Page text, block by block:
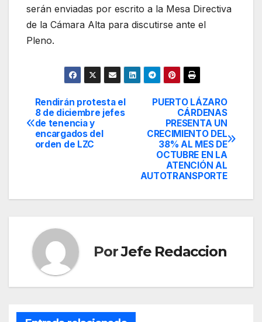
serán enviadas por escrito a la Mesa Directiva
de la Cámara Alta para discutirse ante el
Pleno.
Navegación
de
PUERTO LÁZARO
CÁRDENAS
PRESENTA UN
CRECIMIENTO DEL
38% AL MES DE
OCTUBRE EN LA
ATENCIÓN AL
AUTOTRANSPORTE
Rendirán protesta el
8 de diciembre jefes
de tenencia y
encargados del
orden de LZC
PorJefe Redaccion